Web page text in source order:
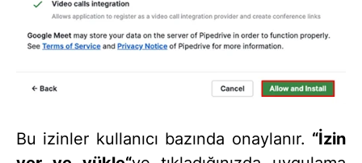
Bu izinler kullanıcı bazında onaylanır. “İzin